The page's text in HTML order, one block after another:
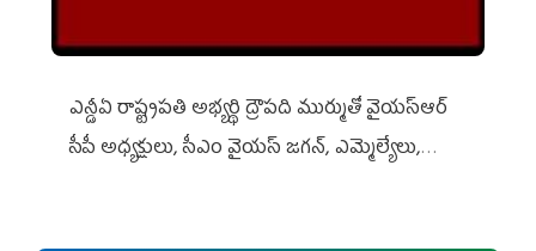
ఎన్డీఏ రాష్ట్ర‌ప‌తి అభ్య‌ర్థి ద్రౌప‌ది ముర్ముతో వైయ‌స్ఆర్
సీపీ అధ్య‌క్షులు, సీఎం వైయ‌స్ జ‌గ‌న్, ఎమ్మెల్యేలు,